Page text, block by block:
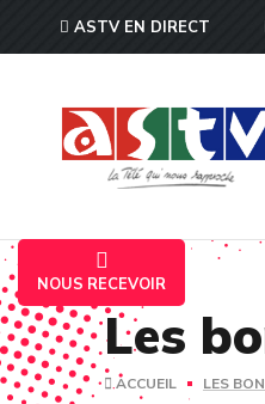
ASTV EN DIRECT
NOUS RECEVOIR
Les
ACCUEIL LES